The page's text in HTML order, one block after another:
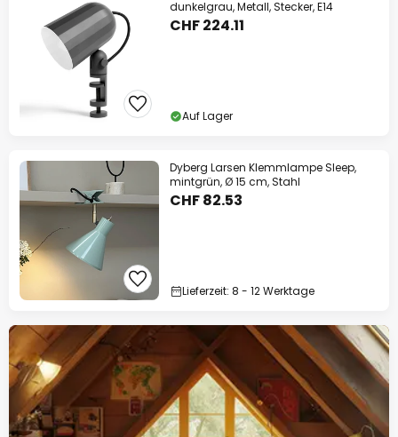
dunkelgrau, Metall, Stecker, E14
CHF 224.11
Auf Lager
Dyberg Larsen Klemmlampe Sleep,
mintgrün, Ø 15 cm, Stahl
CHF 82.53
Lieferzeit: 8 - 12 Werktage